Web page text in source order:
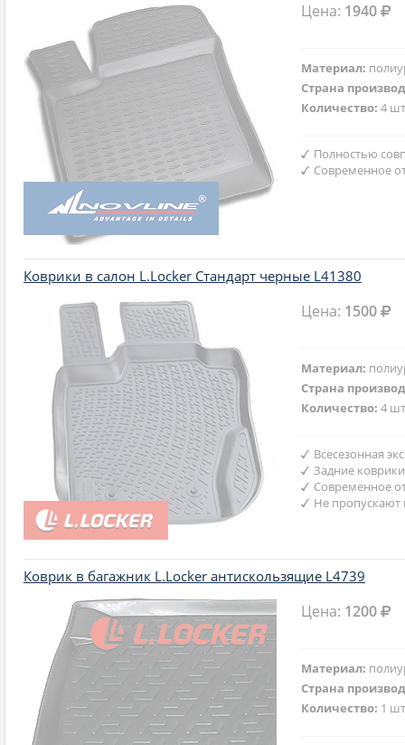
Цена: 1940
Материал:
Страна
Количество:4
Полностью
Современное
Коврики в салон L.Locker Стандарт черные L41380
Цена: 1500
Материал:
Страна
Количество:4
Всесезонная
Задние
Современное
Не пропускают
Коврик в багажник L.Locker антискользящие L4739
Цена: 1200
Материал:
Страна
Количество: 1